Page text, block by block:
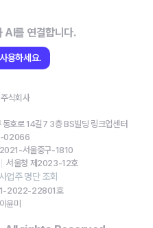
를 연결합니다.
용하세요.
식회사
동호로 14길7 3층 BS빌딩 링크업센터
02066
서울중구-1810
서울청 제2023-12호
업주 명단 조회
2022-22801호
이윤미